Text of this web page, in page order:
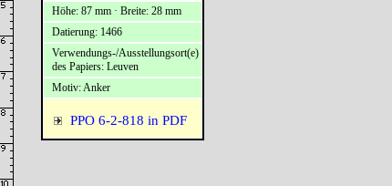
PPO 6-2-818 in PDF
Höhe: 87 mm · Breite: 28 mm
Datierung: 1466
Verwendungs-/Ausstellungsort(e)
des Papiers: Leuven
Motiv: Anker